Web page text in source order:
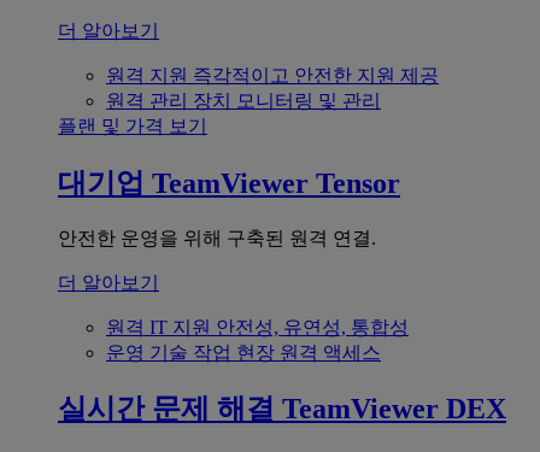
더 알아보기
원격 지원 즉각적이고 안전한 지원 제공
원격 관리 장치 모니터링 및 관리
플랜 및 가격 보기
대기업 TeamViewer Tensor
안전한 운영을 위해 구축된 원격 연결.
더 알아보기
원격 IT 지원 안전성, 유연성, 통합성
운영 기술 작업 현장 원격 액세스
실시간 문제 해결 TeamViewer DEX